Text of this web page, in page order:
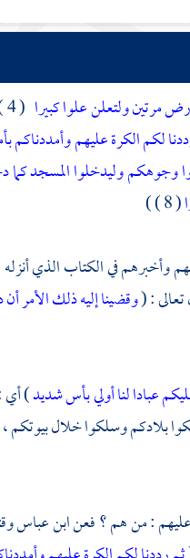
مرتين ولتعلن علوا كبيرا ( 4 )
لكم الكرة عليهم وأمددناكم
وليدخلوا المسجد كما
( 8 ) )
وأخبرهم في الكتاب الذي
: (وقضينا إليه ذلك الأمر
عبادا لنا أولي بأس شديد) أي
بلادكم وسلكوا خلال بيوتكم
: من هم ؟ فعنابن عباس